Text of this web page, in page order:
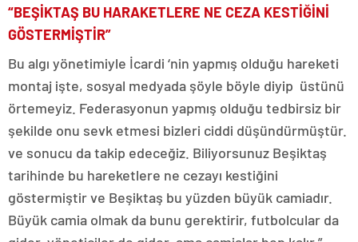
“BEŞİKTAŞ BU HARAKETLERE NE CEZA KESTİĞİNİ
GÖSTERMİŞTİR”
Bu algı yönetimiyle İcardi ‘nin yapmış olduğu hareketi
montaj işte, sosyal medyada şöyle böyle diyip üstünü
örtemeyiz. Federasyonun yapmış olduğu tedbirsiz bir
şekilde onu sevk etmesi bizleri ciddi düşündürmüştür.
ve sonucu da takip edeceğiz. Biliyorsunuz Beşiktaş
tarihinde bu hareketlere ne cezayı kestiğini
göstermiştir ve Beşiktaş bu yüzden büyük camiadır.
Büyük camia olmak da bunu gerektirir, futbolcular da